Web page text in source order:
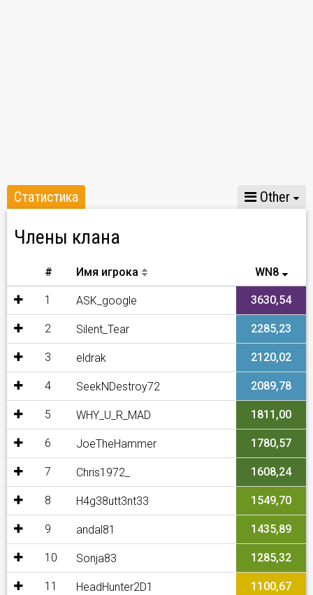
Статистика Other
Члены клана
# Имя игрока WN8
1 ASK_google 3630,54
2 Silent_Tear 2285,23
3 eldrak 2120,02
4 SeekNDestroy72 2089,78
5 WHY_U_R_MAD 1811,00
6 JoeTheHammer 1780,57
7 Chris1972_ 1608,24
8 H4g38utt3nt33 1549,70
9 andal81 1435,89
10 Sonja83 1285,32
11 HeadHunter2D1 1100,67